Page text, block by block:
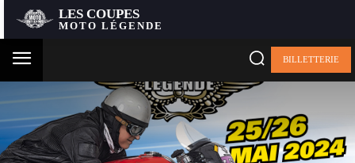
LES COUPES
MOTO LÉGENDE
BILLETTERIE